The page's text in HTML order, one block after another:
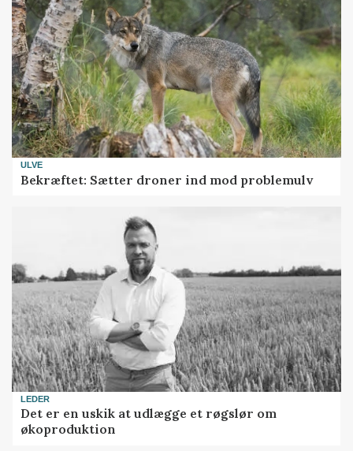
ULVE
Bekræftet: Sætter droner ind mod problemulv
LEDER
Det er en uskik at udlægge et røgslør om
økoproduktion